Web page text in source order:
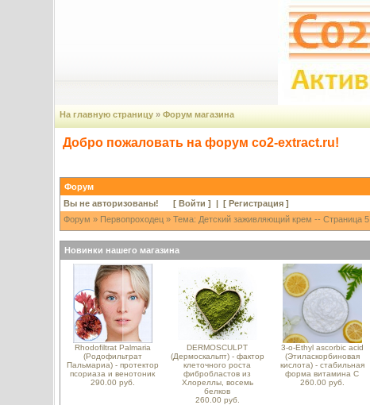
На главную страницу» Форум магазина
Добро пожаловать на форум co2-extract.ru!
Форум
Вы не авторизованы! [ Войти ] | [ Регистрация]
Форум » Первопроходец» Тема: Детский заживляющий крем -- Страница 5
Новинки нашего магазина
Rhodofiltrat Palmaria
(Родофильтрат
Пальмариа) - протектор
псориаза и венотоник
290.00 руб.
DERMOSCULPT
(Дермоскальпт) - фактор
клеточного роста
фибробластов из
Хлореллы, восемь
белков
260.00 руб.
3-o-Ethyl ascorbic acid
(Этиласкорбиновая
кислота) - стабильная
форма витамина С
260.00 руб.